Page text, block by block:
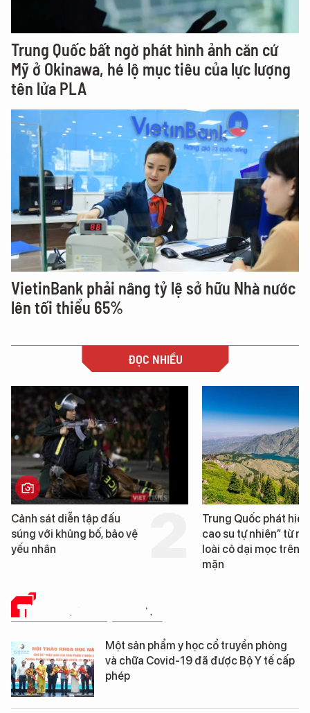
Trung Quốc bất ngờ phát hình ảnh căn cứ
Mỹ ở Okinawa, hé lộ mục tiêu của lực lượng
tên lửa PLA
VietinBank phải nâng tỷ lệ sở hữu Nhà nước
lên tối thiểu 65%
ĐỌC NHIỀU
Cảnh sát diễn tập đấu
súng với khủng bố, bảo vệ
yếu nhân
Trung Quốc phát hiện
cao su tự nhiên” từ
loài cỏ dại mọc trên
mặn
THUỐC VÀ CUỘC SỐNG
Một sản phẩm y học cổ truyền phòng
và chữa Covid-19 đã được Bộ Y tế cấp
phép